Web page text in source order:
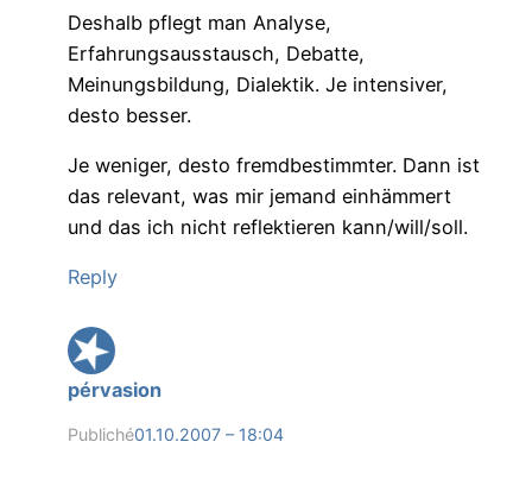
Deshalb pflegt man Analyse,
Erfahrungsausstausch, Debatte,
Meinungsbildung, Dialektik. Je intensiver,
desto besser.
Je weniger, desto fremdbestimmter. Dann ist
das relevant, was mir jemand einhämmert
und das ich nicht reflektieren kann/will/soll.
Reply
pérvasion
Publiché01.10.2007 – 18:04